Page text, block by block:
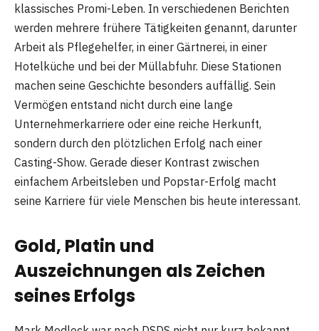
klassisches Promi-Leben. In verschiedenen Berichten
werden mehrere frühere Tätigkeiten genannt, darunter
Arbeit als Pflegehelfer, in einer Gärtnerei, in einer
Hotelküche und bei der Müllabfuhr. Diese Stationen
machen seine Geschichte besonders auffällig. Sein
Vermögen entstand nicht durch eine lange
Unternehmerkarriere oder eine reiche Herkunft,
sondern durch den plötzlichen Erfolg nach einer
Casting-Show. Gerade dieser Kontrast zwischen
einfachem Arbeitsleben und Popstar-Erfolg macht
seine Karriere für viele Menschen bis heute interessant.
Gold, Platin und
Auszeichnungen als Zeichen
seines Erfolgs